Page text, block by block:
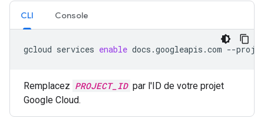
CLI Console
gcloud services enable docs.googleapis.com --
Remplacez PROJECT_ID par l'ID de votre projet
Google Cloud.